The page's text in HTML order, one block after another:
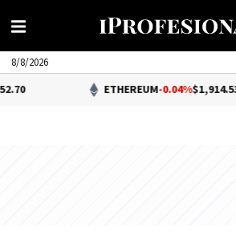
8/8/2026
ETHEREUM -0.04%$1,914.53